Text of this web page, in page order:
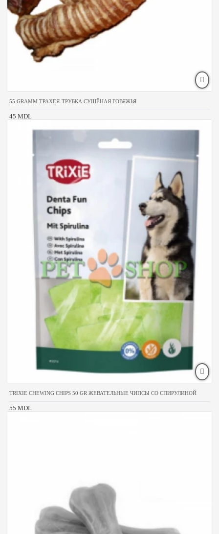
55 GRAMM ТРАХЕЯ-ТРУБКА СУШЁНАЯ ГОВЯЖЬЯ
45 MDL
TRIXIE CHEWING CHIPS 50 GR ЖЕВАТЕЛЬНЫЕ ЧИПСЫ СО СПИРУЛИНОЙ
55 MDL